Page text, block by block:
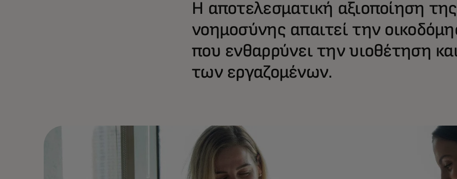
Η αποτελεσματική αξιοποίηση
νοημοσύνης απαιτεί την
που ενθαρρύνει την υιοθέτηση
των εργαζομένων.